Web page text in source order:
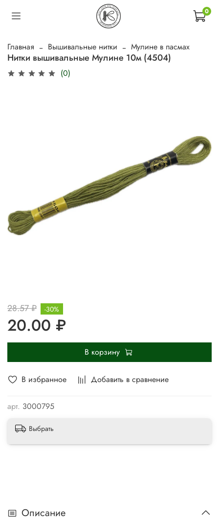
0
Главная Вышивальные нитки Мулине в пасмах
Нитки вышивальные Мулине 10м (4504)
(0)
В избранное Добавить в сравнение
арт. 3000795
28.57 ₽
20.00 ₽
-30%
В корзину
Выбрать
Описание